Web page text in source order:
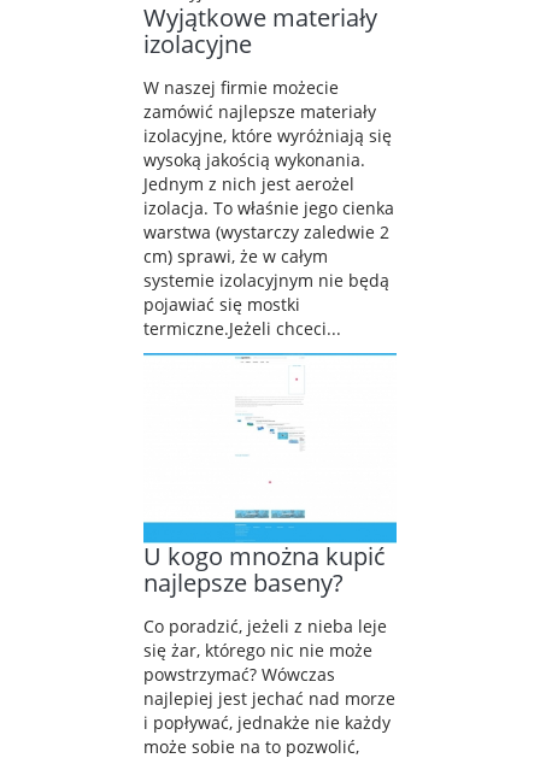
Wyjątkowe materiały
izolacyjne
W naszej firmie możecie
zamówić najlepsze materiały
izolacyjne, które wyróżniają się
wysoką jakością wykonania.
Jednym z nich jest aerożel
izolacja. To właśnie jego cienka
warstwa (wystarczy zaledwie 2
cm) sprawi, że w całym
systemie izolacyjnym nie będą
pojawiać się mostki
termiczne.Jeżeli chceci...
U kogo mnożna kupić
najlepsze baseny?
Co poradzić, jeżeli z nieba leje
się żar, którego nic nie może
powstrzymać? Wówczas
najlepiej jest jechać nad morze
i popływać, jednakże nie każdy
może sobie na to pozwolić,